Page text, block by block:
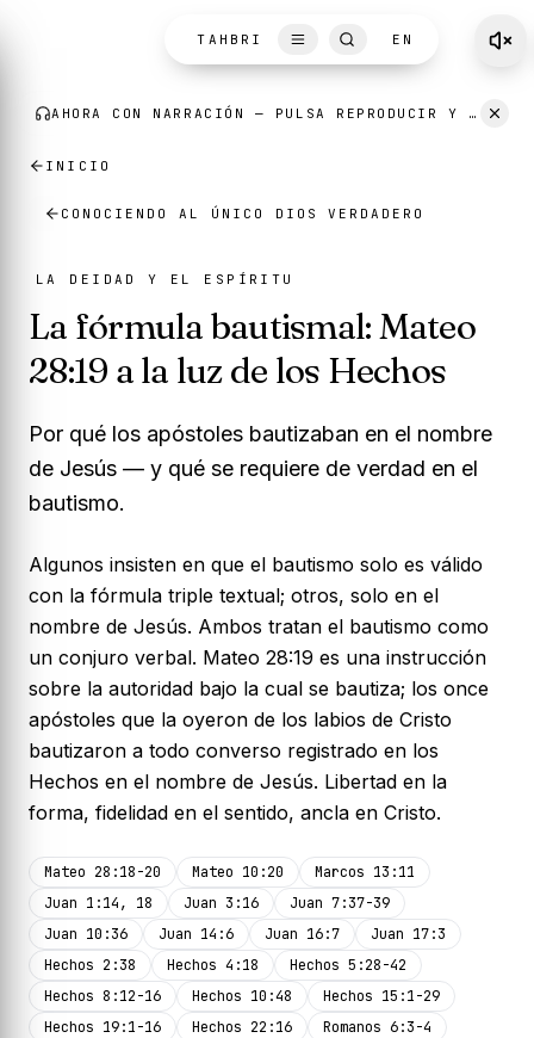
TAHBRI EN
INICIO
CONOCIENDO AL ÚNICO DIOS VERDADERO
LA DEIDAD Y EL ESPÍRITU
La fórmula bautismal: Mateo
28:19 a la luz de los Hechos
Por qué los apóstoles bautizaban en el nombre
de Jesús — y qué se requiere de verdad en el
bautismo.
Algunos insisten en que el bautismo solo es válido
con la fórmula triple textual; otros, solo en el
nombre de Jesús. Ambos tratan el bautismo como
un conjuro verbal. Mateo 28:19 es una instrucción
sobre la autoridad bajo la cual se bautiza; los once
apóstoles que la oyeron de los labios de Cristo
bautizaron a todo converso registrado en los
Hechos en el nombre de Jesús. Libertad en la
forma, fidelidad en el sentido, ancla en Cristo.
Mateo 28:18-20 Mateo 10:20
Marcos 13:11
Juan 1:14, 18
Juan 3:16
Juan 7:37-39
Juan 10:36
Juan 14:6 Juan 16:7
Juan 17:3
Hechos 2:38
Hechos 4:18
Hechos 5:28-42
Hechos 8:12-16
Hechos 10:48
Hechos 15:1-29
Hechos 19:1-16
Hechos 22:16
Romanos 6:3-4